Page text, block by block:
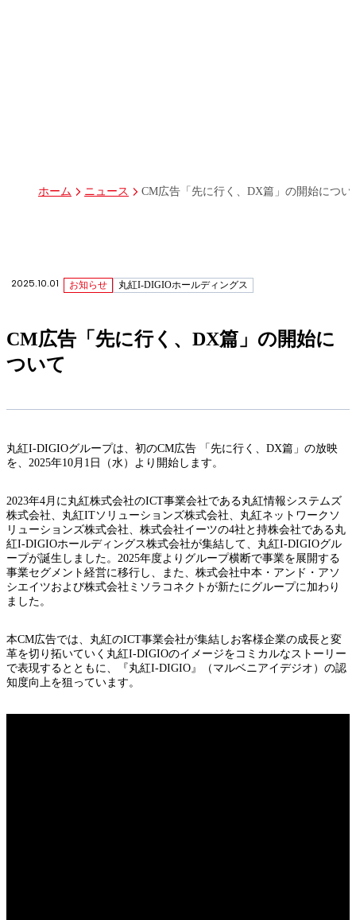
ホーム ニュース CM広告「先に行く、DX篇」の開始につい
2025.10.01 お知らせ 丸紅I-DIGIOホールディングス
CM広告「先に行く、DX篇」の開始に
ついて
丸紅I-DIGIOグループは、初のCM広告 「先に行く、DX篇」の放映
を、2025年10月1日（水）より開始します。
2023年4月に丸紅株式会社のICT事業会社である丸紅情報システムズ
株式会社、丸紅ITソリューションズ株式会社、丸紅ネットワークソ
リューションズ株式会社、株式会社イーツの4社と持株会社である丸
紅I-DIGIOホールディングス株式会社が集結して、丸紅I-DIGIOグル
ープが誕生しました。2025年度よりグループ横断で事業を展開する
事業セグメント経営に移行し、また、株式会社中本・アンド・アソ
シエイツおよび株式会社ミソラコネクトが新たにグループに加わり
ました。
本CM広告では、丸紅のICT事業会社が集結しお客様企業の成長と変
革を切り拓いていく丸紅I-DIGIOのイメージをコミカルなストーリー
で表現するとともに、『丸紅I-DIGIO』（マルベニアイデジオ）の認
知度向上を狙っています。